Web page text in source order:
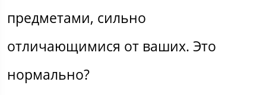
предметами, сильно
отличающимися от ваших. Это
нормально?